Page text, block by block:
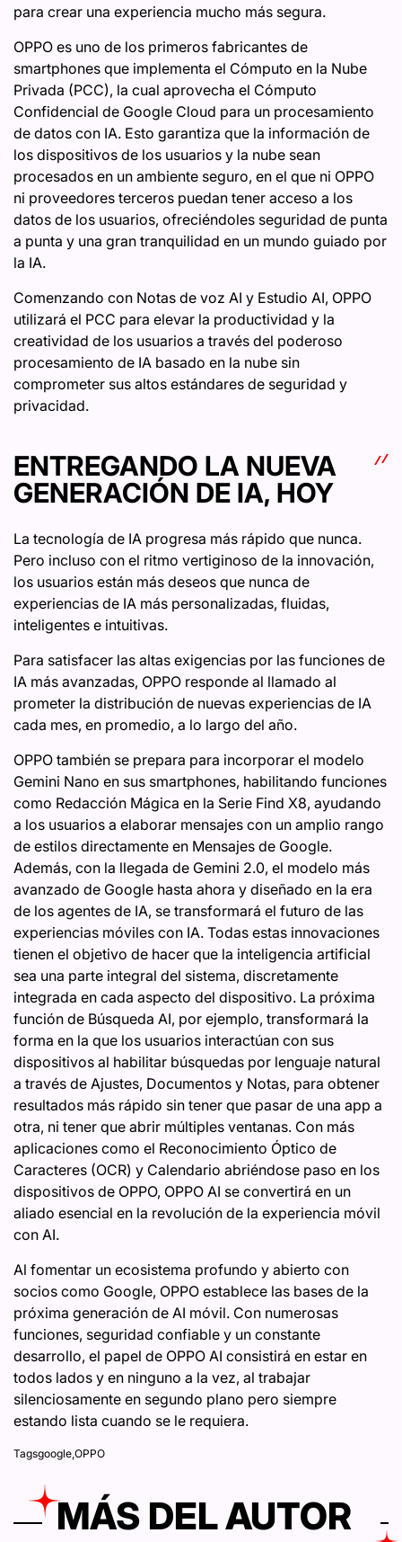
para crear una experiencia mucho más segura.
OPPO es uno de los primeros fabricantes de
smartphones que implementa el Cómputo en la Nube
Privada (PCC), la cual aprovecha el Cómputo
Confidencial de Google Cloud para un procesamiento
de datos con IA. Esto garantiza que la información de
los dispositivos de los usuarios y la nube sean
procesados en un ambiente seguro, en el que ni OPPO
ni proveedores terceros puedan tener acceso a los
datos de los usuarios, ofreciéndoles seguridad de punta
a punta y una gran tranquilidad en un mundo guiado por
la IA.
Comenzando con Notas de voz AI y Estudio AI, OPPO
utilizará el PCC para elevar la productividad y la
creatividad de los usuarios a través del poderoso
procesamiento de IA basado en la nube sin
comprometer sus altos estándares de seguridad y
privacidad.
ENTREGANDO LA NUEVA
GENERACIÓN DE IA, HOY
La tecnología de IA progresa más rápido que nunca.
Pero incluso con el ritmo vertiginoso de la innovación,
los usuarios están más deseos que nunca de
experiencias de IA más personalizadas, fluidas,
inteligentes e intuitivas.
Para satisfacer las altas exigencias por las funciones de
IA más avanzadas, OPPO responde al llamado al
prometer la distribución de nuevas experiencias de IA
cada mes, en promedio, a lo largo del año.
OPPO también se prepara para incorporar el modelo
Gemini Nano en sus smartphones, habilitando funciones
como Redacción Mágica en la Serie Find X8, ayudando
a los usuarios a elaborar mensajes con un amplio rango
de estilos directamente en Mensajes de Google.
Además, con la llegada de Gemini 2.0, el modelo más
avanzado de Google hasta ahora y diseñado en la era
de los agentes de IA, se transformará el futuro de las
experiencias móviles con IA. Todas estas innovaciones
tienen el objetivo de hacer que la inteligencia artificial
sea una parte integral del sistema, discretamente
integrada en cada aspecto del dispositivo. La próxima
función de Búsqueda AI, por ejemplo, transformará la
forma en la que los usuarios interactúan con sus
dispositivos al habilitar búsquedas por lenguaje natural
a través de Ajustes, Documentos y Notas, para obtener
resultados más rápido sin tener que pasar de una app a
otra, ni tener que abrir múltiples ventanas. Con más
aplicaciones como el Reconocimiento Óptico de
Caracteres (OCR) y Calendario abriéndose paso en los
dispositivos de OPPO, OPPO AI se convertirá en un
aliado esencial en la revolución de la experiencia móvil
con AI.
Al fomentar un ecosistema profundo y abierto con
socios como Google, OPPO establece las bases de la
próxima generación de AI móvil. Con numerosas
funciones, seguridad confiable y un constante
desarrollo, el papel de OPPO AI consistirá en estar en
todos lados y en ninguno a la vez, al trabajar
silenciosamente en segundo plano pero siempre
estando lista cuando se le requiera.
Tagsgoogle,OPPO
MÁS DEL AUTOR